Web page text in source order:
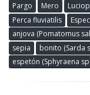
Pargo
Mero
Perca fluviatilis
anjova (Pomatomus
sepia
bonito (Sarda
espetón (Sphyraena